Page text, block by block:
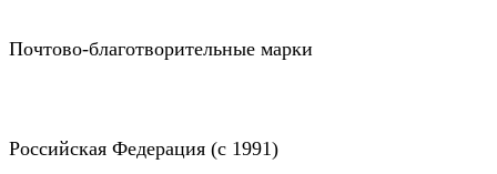
Почтово-благотворительные марки
Российская Федерация (c 1991)